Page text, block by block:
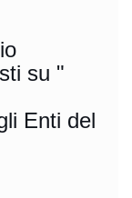
su "
Enti del